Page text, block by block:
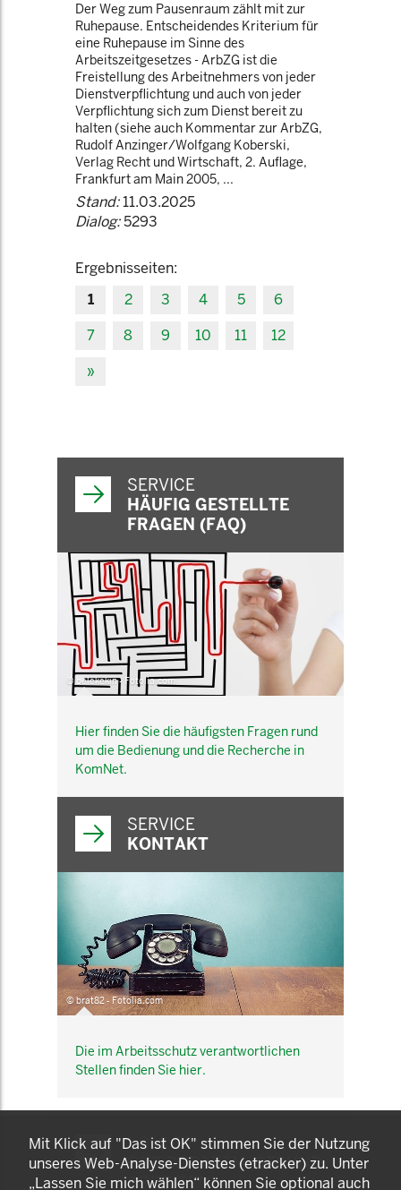
Der Weg zum Pausenraum zählt mit zur
Ruhepause. Entscheidendes Kriterium für
eine Ruhepause im Sinne des
Arbeitszeitgesetzes - ArbZG ist die
Freistellung des Arbeitnehmers von jeder
Dienstverpflichtung und auch von jeder
Verpflichtung sich zum Dienst bereit zu
halten (siehe auch Kommentar zur ArbZG,
Rudolf Anzinger/Wolfgang Koberski,
Verlag Recht und Wirtschaft, 2. Auflage,
Frankfurt am Main 2005, ...
Stand:11.03.2025
Dialog:5293
Ergebnisseiten:
1
2 3 4 5
6
7
8 9 10 11
12
»
SERVICE
HÄUFIG GESTELLTE
FRAGEN (FAQ)
© belekekin - Fotolia.com
Hier finden Sie die häufigsten Fragen rund
um die Bedienung und die Recherche in
KomNet.
SERVICE
KONTAKT
© brat82 - Fotolia.com
Die im Arbeitsschutz verantwortlichen
Stellen finden Sie hier.
KOMNET
GUT BERATEN. GESUND
ARBEITEN.
Mit Klick auf "Das ist OK" stimmen Sie der Nutzung
unseres Web-Analyse-Dienstes (etracker) zu. Unter
„Lassen Sie mich wählen“ können Sie optional auch